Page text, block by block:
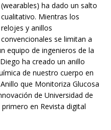
(wearables) ha dado un salto
cualitativo. Mientras los
relojes y anillos
convencionales se limitan a
equipo de ingenieros de la
ha creado un anillo
de nuestro cuerpo en
que Monitoriza Glucosa
de Universidad de
en Revista digital